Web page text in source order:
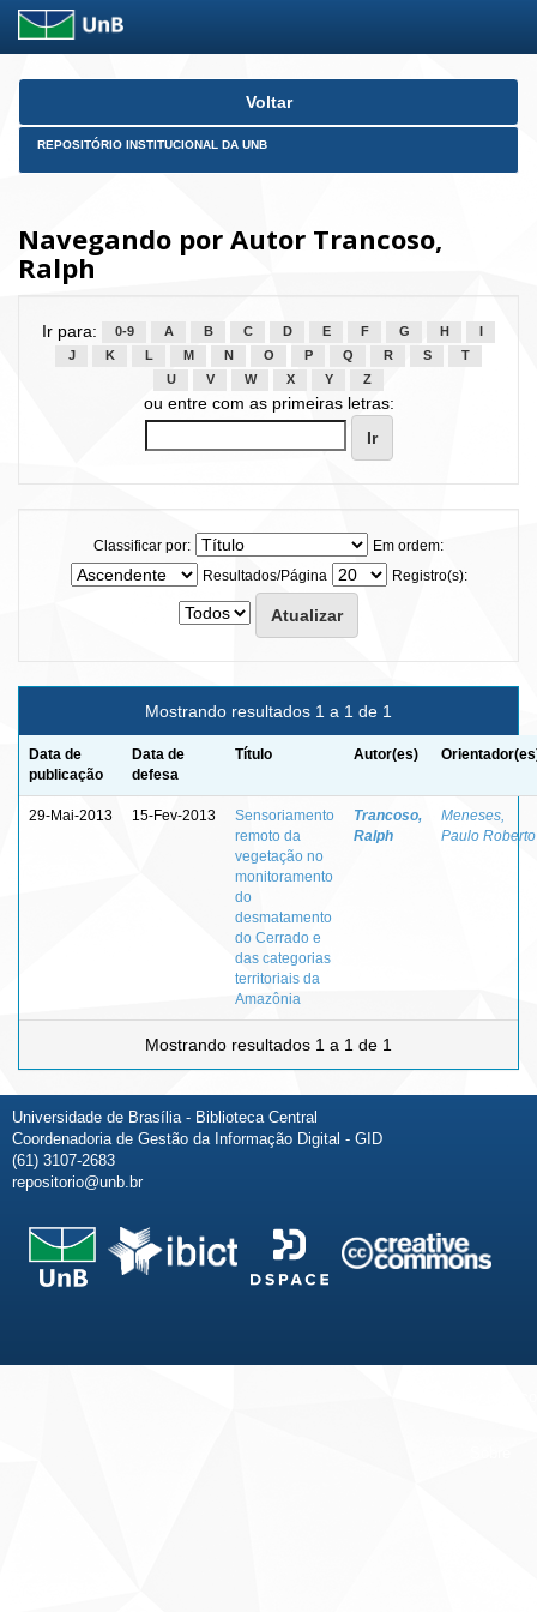
Skip
Voltar
REPOSITÓRIO INSTITUCIONAL DA UNB
Navegando por Autor Trancoso,
Ralph
Ir para: 0-9 A B C D E F G H
J
K L M N O P Q R S
T
U
V W X Y Z
ou entre com as primeiras letras:
Classificar por:
Em ordem:
Resultados/Página
Registro(s):
Mostrando resultados 1 a 1 de 1
Data de
publicação
Data de
defesa
Título Autor(es)
29-Mai-2013 15-Fev-2013
Sensoriamento
remoto da
vegetação no
monitoramento
do
desmatamento
do Cerrado e
das categorias
territoriais da
Amazônia
Trancoso,
Ralph
Meneses,
Paulo Roberto
Mostrando resultados 1 a 1 de 1
Universidade de Brasília - Biblioteca Central
Coordenadoria de Gestão da Informação Digital - GID
(61) 3107-2683
repositorio@unb.br